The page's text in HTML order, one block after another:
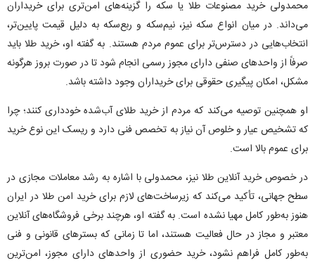
محمدولی خرید مصنوعات طلا یا سکه را گزینه‌های امن‌تری برای خریداران
می‌داند. در میان انواع سکه نیز، نیم‌سکه و ربع‌سکه به دلیل قیمت پایین‌تر،
انتخاب‌هایی در دسترس‌تر برای عموم مردم هستند. به گفته او، خرید طلا باید
صرفاً از واحد‌های صنفی دارای مجوز رسمی انجام شود تا در صورت بروز هرگونه
مشکل، امکان پیگیری حقوقی برای خریداران وجود داشته باشد.
او همچنین توصیه می‌کند که مردم از خرید طلای آب‌شده خودداری کنند؛ چرا
که تشخیص عیار و خلوص آن نیاز به تخصص فنی دارد و ریسک این نوع خرید
برای عموم بالا است.
در خصوص خرید آنلاین طلا نیز، محمدولی با اشاره به رشد معاملات مجازی در
سطح جهانی، تأکید می‌کند که زیرساخت‌های لازم برای خرید امن طلا در ایران
هنوز به‌طور کامل مهیا نشده است. به گفته او، هرچند برخی فروشگاه‌های آنلاین
معتبر و مجاز در حال فعالیت هستند، اما تا زمانی که بستر‌های قانونی و فنی
به‌طور کامل فراهم نشود، خرید حضوری از واحد‌های دارای مجوز، امن‌ترین